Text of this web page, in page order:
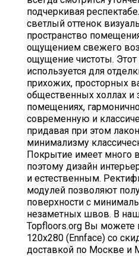
подчеркивая
светлый оттенок
пространство
ощущением свежего
ощущение чистоты.
используется для
прихожих, просторных
общественных холлах и
помещениях,
современную и
придавая при этом
минимализму
Покрытие имеет много
поэтому дизайн
и естественным.
модулей позволяют
поверхности с
незаметных швов. В
Topfloors.org Вы можете
120х280 (Ennface) со
доставкой по Москве и